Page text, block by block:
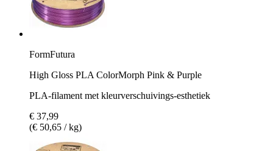
FormFutura
High Gloss PLA ColorMorph Pink & Purple
PLA-filament met kleurverschuivings-esthetiek
€ 37,99
(€ 50,65 / kg)